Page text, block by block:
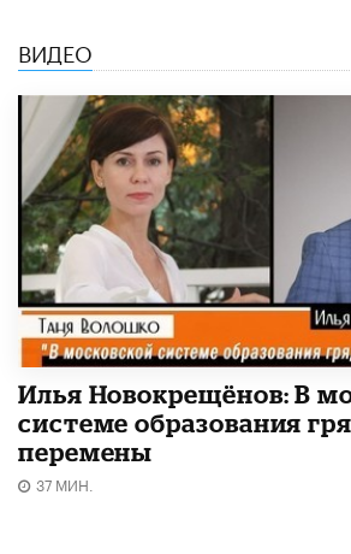
ВИДЕО
Илья Новокрещёнов: В
системе образования
перемены
37 МИН.